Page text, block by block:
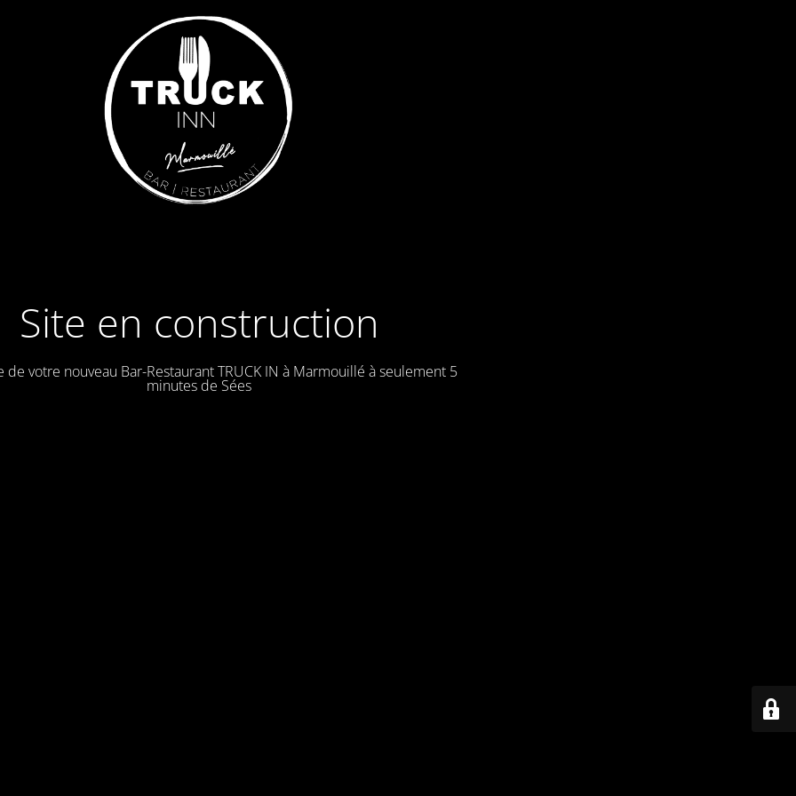
Site en construction
de votre nouveau Bar-Restaurant TRUCK IN à Marmouillé à seulement 5
minutes de Sées